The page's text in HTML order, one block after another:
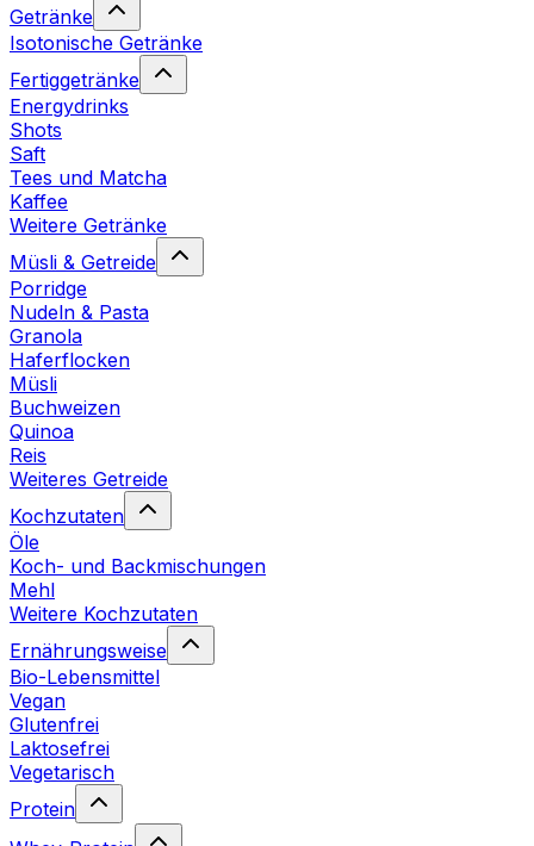
Getränke
Isotonische Getränke
Fertiggetränke
Energydrinks
Shots
Saft
Tees und Matcha
Kaffee
Weitere Getränke
Müsli & Getreide
Porridge
Nudeln & Pasta
Granola
Haferflocken
Müsli
Buchweizen
Quinoa
Reis
Weiteres Getreide
Kochzutaten
Öle
Koch- und Backmischungen
Mehl
Weitere Kochzutaten
Ernährungsweise
Bio-Lebensmittel
Vegan
Glutenfrei
Laktosefrei
Vegetarisch
Protein